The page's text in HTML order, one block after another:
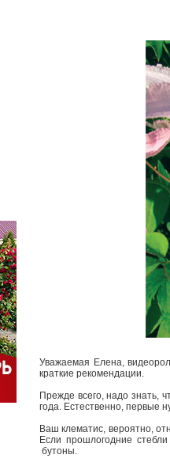
Уважаемая Елена,
краткие рекомендации.
Прежде всего, надо знать,
года. Естественно, первые
Ваш клематис, вероятно,
Если прошлогодние
бутоны.